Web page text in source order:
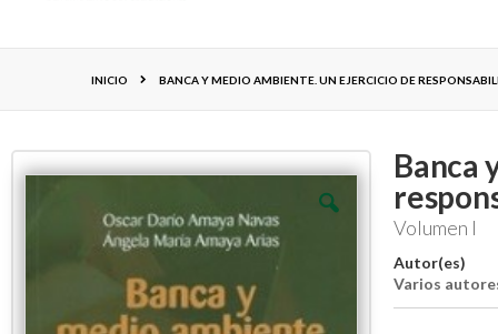
INICIO BANCA Y MEDIO AMBIENTE. UN EJERCICIO DE
Banca
Volumen I
Autor(es)
Varios